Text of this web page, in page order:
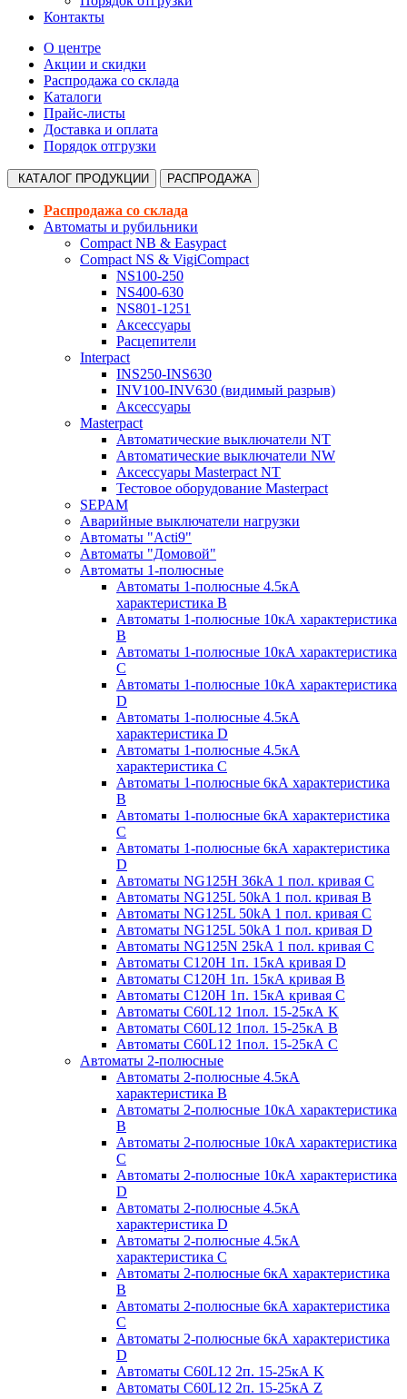
Контакты
О центре
Акции и скидки
Распродажа со склада
Каталоги
Прайс-листы
Доставка и оплата
Порядок отгрузки
КАТАЛОГ ПРОДУКЦИИ РАСПРОДАЖА
Распродажа со склада
Автоматы и рубильники
Compact NB & Easypact
Compact NS & VigiCompact
NS100-250
NS400-630
NS801-1251
Аксессуары
Расцепители
Interpact
INS250-INS630
INV100-INV630 (видимый разрыв)
Аксессуары
Masterpact
Автоматические выключатели NT
Автоматические выключатели NW
Аксессуары Masterpact NT
Тестовое оборудование Masterpact
SEPAM
Аварийные выключатели нагрузки
Автоматы "Acti9"
Автоматы "Домовой"
Автоматы 1-полюсные
Автоматы 1-полюсные 4.5кА
характеристика В
Автоматы 1-полюсные 10кА характеристика
B
Автоматы 1-полюсные 10кА характеристика
C
Автоматы 1-полюсные 10кА характеристика
D
Автоматы 1-полюсные 4.5кА
характеристика D
Автоматы 1-полюсные 4.5кА
характеристика С
Автоматы 1-полюсные 6кА характеристика
B
Автоматы 1-полюсные 6кА характеристика
C
Автоматы 1-полюсные 6кА характеристика
D
Автоматы NG125H 36kA 1 пол. кривая C
Автоматы NG125L 50kA 1 пол. кривая B
Автоматы NG125L 50kA 1 пол. кривая C
Автоматы NG125L 50kA 1 пол. кривая D
Автоматы NG125N 25kA 1 пол. кривая C
Автоматы С120H 1п. 15кА кривая D
Автоматы С120H 1п. 15кА кривая В
Автоматы С120H 1п. 15кА кривая С
Автоматы С60L12 1пол. 15-25кА K
Автоматы С60L12 1пол. 15-25кА В
Автоматы С60L12 1пол. 15-25кА С
Автоматы 2-полюсные
Автоматы 2-полюсные 4.5кА
характеристика В
Автоматы 2-полюсные 10кА характеристика
B
Автоматы 2-полюсные 10кА характеристика
C
Автоматы 2-полюсные 10кА характеристика
D
Автоматы 2-полюсные 4.5кА
характеристика D
Автоматы 2-полюсные 4.5кА
характеристика С
Автоматы 2-полюсные 6кА характеристика
B
Автоматы 2-полюсные 6кА характеристика
C
Автоматы 2-полюсные 6кА характеристика
D
Автоматы C60L12 2п. 15-25кА K
Автоматы C60L12 2п. 15-25кА Z